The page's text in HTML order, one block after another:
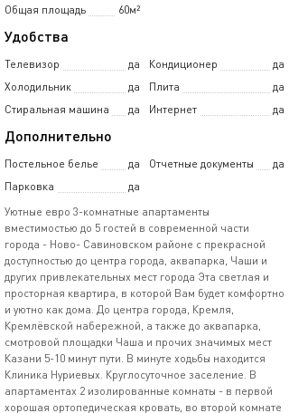
Общая площадь
60м²
Удобства
Телевизор да Кондиционер
да
Холодильник
да Плита
да
Стиральная машина
да Интернет да
Дополнительно
Постельное белье да Отчетные документы
да
Парковка
да
Уютные евро 3-комнатные апартаменты
вместимостью до 5 гостей в современной части
города - Ново- Савиновском районе с прекрасной
доступностью до центра города, аквапарка, Чаши и
других привлекательных мест города Эта светлая и
просторная квартира, в которой Вам будет комфортно
и уютно как дома. До центра города, Кремля,
Кремлёвской набережной, а также до аквапарка,
смотровой площадки Чаша и прочих значимых мест
Казани 5-10 минут пути. В минуте ходьбы находится
Клиника Нуриевых. Круглосуточное заселение. В
апартаментах 2 изолированные комнаты - в первой
хорошая ортопедическая кровать, во второй комнате